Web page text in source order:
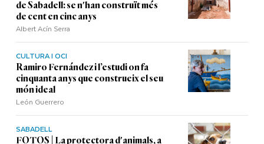
de Sabadell: se n'han construït més
de cent en cinc anys
Albert Acín Serra
CULTURA I OCI
Ramiro Fernández i l’estudi on fa
cinquanta anys que construeix el seu
món ideal
León Guerrero
SABADELL
FOTOS | La protectora d'animals, a